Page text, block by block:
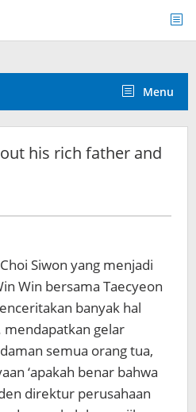
Menu
his rich father and
Siwon yang menjadi
Win bersama Taecyeon
banyak hal
mendapatkan gelar
semua orang tua,
‘apakah benar bahwa
direktur perusahaan